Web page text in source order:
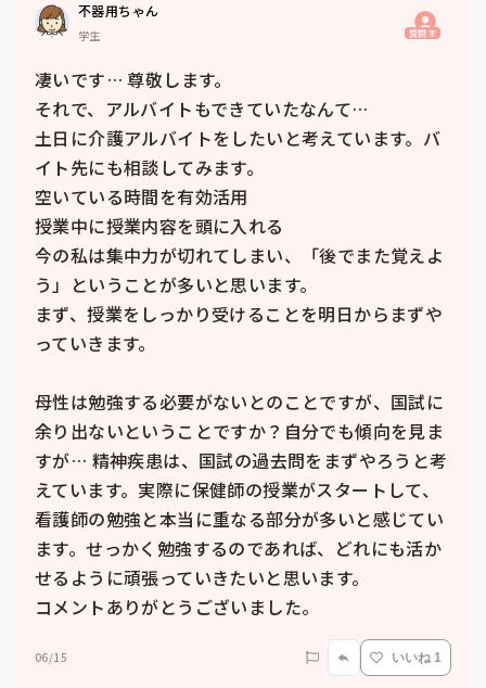
不器用ちゃん
学生 質問主
凄いです… 尊敬します。
それで、アルバイトもできていたなんて…
土日に介護アルバイトをしたいと考えています。バ
イト先にも相談してみます。
空いている時間を有効活用
授業中に授業内容を頭に入れる
今の私は集中力が切れてしまい、「後でまた覚えよ
う」ということが多いと思います。
まず、授業をしっかり受けることを明日からまずや
っていきます。
母性は勉強する必要がないとのことですが、国試に
余り出ないということですか？自分でも傾向を見ま
すが… 精神疾患は、国試の過去問をまずやろうと考
えています。実際に保健師の授業がスタートして、
看護師の勉強と本当に重なる部分が多いと感じてい
ます。せっかく勉強するのであれば、どれにも活か
せるように頑張っていきたいと思います。
コメントありがとうございました。
06/15 いいね 1